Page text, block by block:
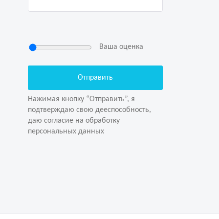
Ваша оценка
Нажимая кнопку “Отправить”, я
подтверждаю свою дееспособность,
даю согласие на обработку
персональных данных
Нажимая кнопку “Отправить”, я
даю согласие на обработку
персональных данных